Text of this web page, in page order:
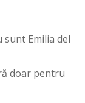
sunt Emilia del
doar pentru